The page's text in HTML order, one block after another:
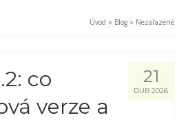
Úvod » Blog » Nezařazené
21
DUB 2026
co
verze a